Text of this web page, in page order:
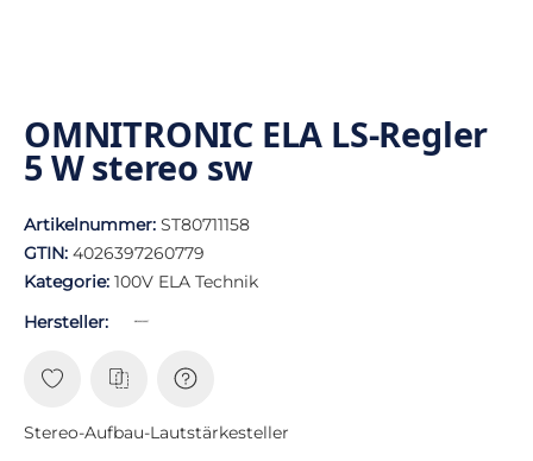
OMNITRONIC ELA LS-Regler
5 W stereo sw
Artikelnummer: ST80711158
GTIN: 4026397260779
Kategorie: 100V ELA Technik
Hersteller:
Stereo-Aufbau-Lautstärkesteller